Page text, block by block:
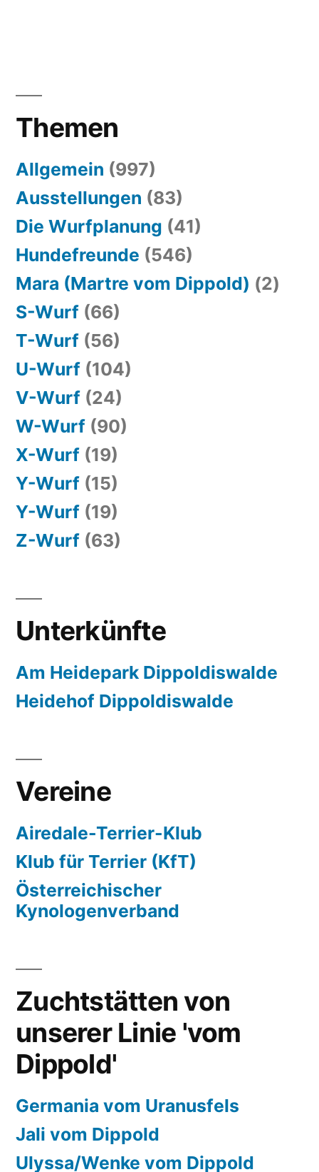
Themen
Allgemein (997)
Ausstellungen (83)
Die Wurfplanung (41)
Hundefreunde (546)
Mara (Martre vom Dippold) (2)
S-Wurf (66)
T-Wurf (56)
U-Wurf (104)
V-Wurf (24)
W-Wurf (90)
X-Wurf (19)
Y-Wurf (15)
Y-Wurf (19)
Z-Wurf (63)
Unterkünfte
Am Heidepark Dippoldiswalde
Heidehof Dippoldiswalde
Vereine
Airedale-Terrier-Klub
Klub für Terrier (KfT)
Österreichischer
Kynologenverband
Zuchtstätten von
unserer Linie 'vom
Dippold'
Germania vom Uranusfels
Jali vom Dippold
Ulyssa/Wenke vom Dippold